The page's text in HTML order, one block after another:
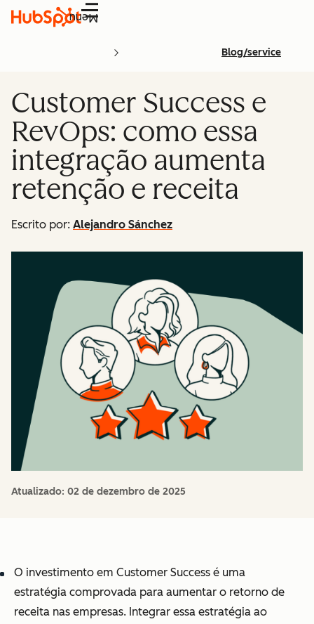
Menu
Blog/service
Customer Success e
RevOps: como essa
integração aumenta
retenção e receita
Escrito por: Alejandro Sánchez
Atualizado: 02 de dezembro de 2025
O investimento em Customer Success é uma
estratégia comprovada para aumentar o retorno de
receita nas empresas. Integrar essa estratégia ao